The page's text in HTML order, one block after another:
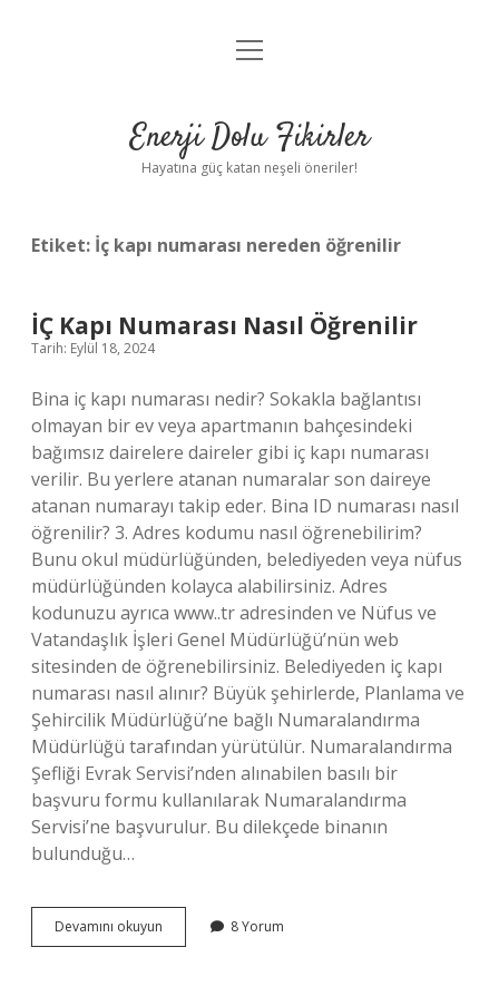
Anasayfa
Yasal Uyarı
menüyü
Enerji Dolu Fikirler
Hayatına güç katan neşeli öneriler!
Etiket: İç kapı numarası nereden öğrenilir
İÇ Kapı Numarası Nasıl Öğrenilir
Tarih: Eylül 18, 2024
Bina iç kapı numarası nedir? Sokakla bağlantısı
olmayan bir ev veya apartmanın bahçesindeki
bağımsız dairelere daireler gibi iç kapı numarası
verilir. Bu yerlere atanan numaralar son daireye
atanan numarayı takip eder. Bina ID numarası nasıl
öğrenilir? 3. Adres kodumu nasıl öğrenebilirim?
Bunu okul müdürlüğünden, belediyeden veya nüfus
müdürlüğünden kolayca alabilirsiniz. Adres
kodunuzu ayrıca www..tr adresinden ve Nüfus ve
Vatandaşlık İşleri Genel Müdürlüğü’nün web
sitesinden de öğrenebilirsiniz. Belediyeden iç kapı
numarası nasıl alınır? Büyük şehirlerde, Planlama ve
Şehircilik Müdürlüğü’ne bağlı Numaralandırma
Müdürlüğü tarafından yürütülür. Numaralandırma
Şefliği Evrak Servisi’nden alınabilen basılı bir
başvuru formu kullanılarak Numaralandırma
Servisi’ne başvurulur. Bu dilekçede binanın
bulunduğu…
Devamını okuyun
Kapı
8 Yorum